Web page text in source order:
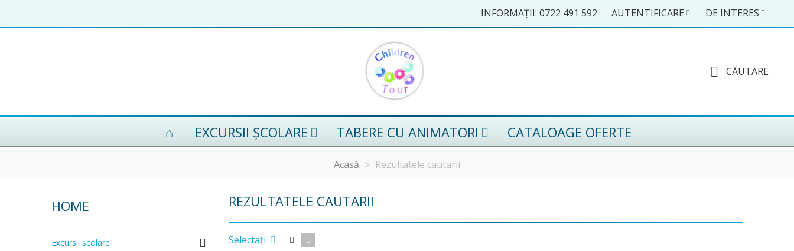
INFORMAȚII: 0722 491 592 AUTENTIFICARE DE INTERES
CĂUTARE
EXCURSII ȘCOLARE TABERE CU ANIMATORI CATALOAGE OFERTE
Acasă > Rezultatele cautarii
HOME
Excursii școlare
REZULTATELE CAUTARII
Selectați